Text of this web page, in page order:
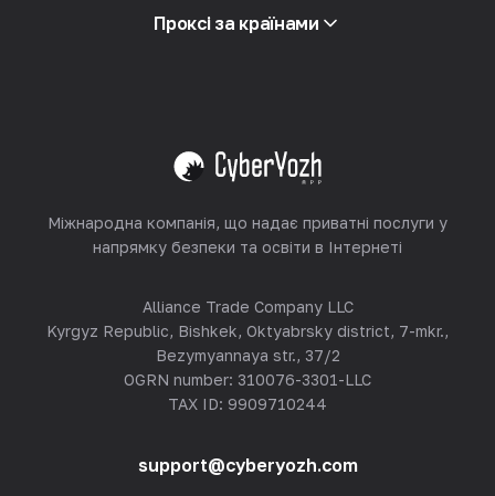
Партнерська програма
Ресейлінг
Проксі за країнами
Переглянути все
Міжнародна компанія, що надає приватні послуги у
напрямку безпеки та освіти в Інтернеті
Alliance Trade Company LLC
Kyrgyz Republic, Bishkek, Oktyabrsky district, 7-mkr.,
Bezymyannaya str., 37/2
OGRN number: 310076-3301-LLC
TAX ID: 9909710244
support@cyberyozh.com